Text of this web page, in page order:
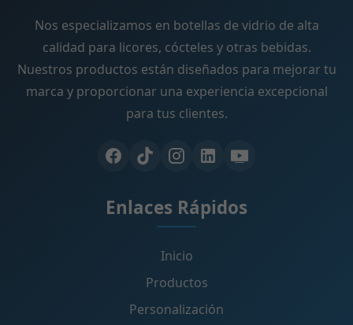
Nos especializamos en botellas de vidrio de alta
calidad para licores, cócteles y otras bebidas.
Nuestros productos están diseñados para mejorar tu
marca y proporcionar una experiencia excepcional
para tus clientes.
Enlaces Rápidos
Inicio
Productos
Personalización